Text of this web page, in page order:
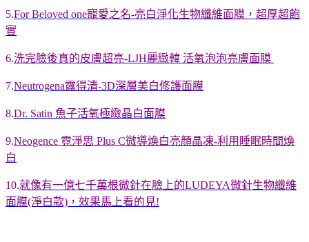
5.For Beloved one寵愛之名-亮白淨化生物纖維面膜，超厚超飽
實
6.洗完臉後真的皮膚超亮-LJH麗緻韓 活氧泡泡亮膚面膜
7.Neutrogena露得清-3D深層美白修護面膜
8.Dr. Satin 魚子活氧極緻晶白面膜
9.Neogence 霓淨思 Plus C微導煥白亮顏晶凍-利用睡眠時間煥
白
10.就像有一億七千萬根微針在臉上的LUDEYA微針生物纖維
面膜(淨白款)，效果馬上看的見!